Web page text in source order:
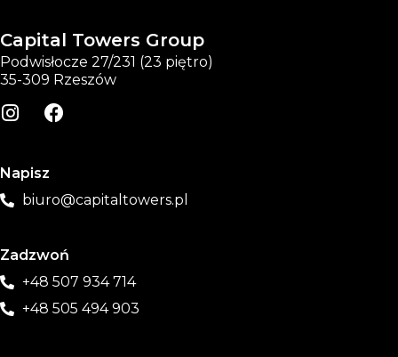
Capital Towers Group
Podwisłocze 27/231 (23 piętro)
35-309 Rzeszów
Napisz
biuro@capitaltowers.pl
Zadzwoń
+48 507 934 714
+48 505 494 903